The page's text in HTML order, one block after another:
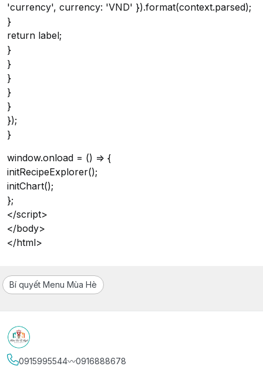
'currency', currency: 'VND' }).format(context.parsed);
}
return label;
}
}
}
}
}
});
}
window.onload = () => {
initRecipeExplorer();
initChart();
};
</script>
</body>
</html>
Bí quyết Menu Mùa Hè
0915995544〰️0916888678